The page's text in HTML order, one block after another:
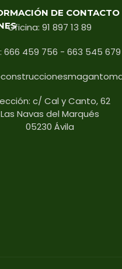
DE CONTACTO
Oficina: 91 897 13 89
666 459 756 - 663 545 679
c/ Cal y Canto, 62
Las Navas del Marqués
05230 Ávila